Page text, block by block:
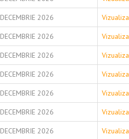
2026
2026
2026
2026
2026
2026
2026